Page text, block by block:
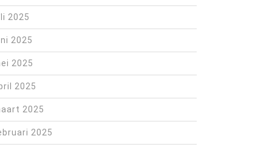
2025
2025
2025
2025
2025
2025